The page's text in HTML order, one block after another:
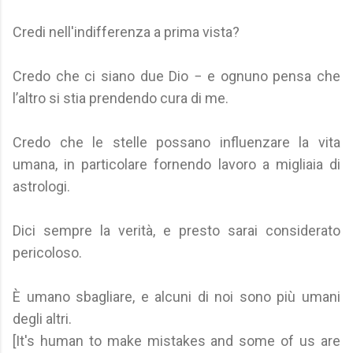
Credi nell'indifferenza a prima vista?
Credo che ci siano due Dio − e ognuno pensa che
l’altro si stia prendendo cura di me.
Credo che le stelle possano influenzare la vita
umana, in particolare fornendo lavoro a migliaia di
astrologi.
Dici sempre la verità, e presto sarai considerato
pericoloso.
È umano sbagliare, e alcuni di noi sono più umani
degli altri.
[It's human to make mistakes and some of us are